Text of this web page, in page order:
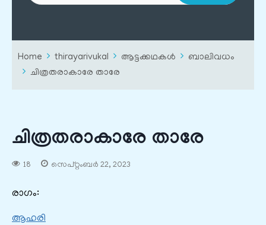
Home thirayarivukal ആട്ടക്കഥകൾ
ബാലിവധം
ചിത്രതരാകാരേ താരേ
ചിത്രതരാകാരേ താരേ
18 സെപ്റ്റംബർ 22, 2023
രാഗം:
ആഹരി